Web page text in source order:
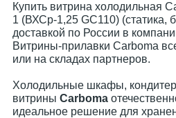
Купить витрина холодильная
1 (ВХСр-1,25 GC110) (статика,
доставкой по России в
Витрины-прилавки Carboma
или на складах партнеров.
Холодильные шкафы,
витрины Carboma
идеальное решение для